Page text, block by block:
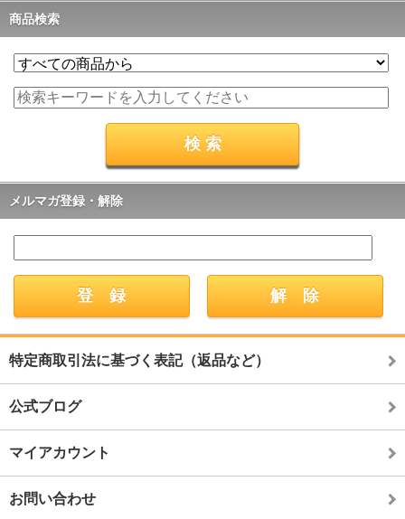
商品検索
メルマガ登録・解除
特定商取引法に基づく表記（返品など）
公式ブログ
マイアカウント
お問い合わせ